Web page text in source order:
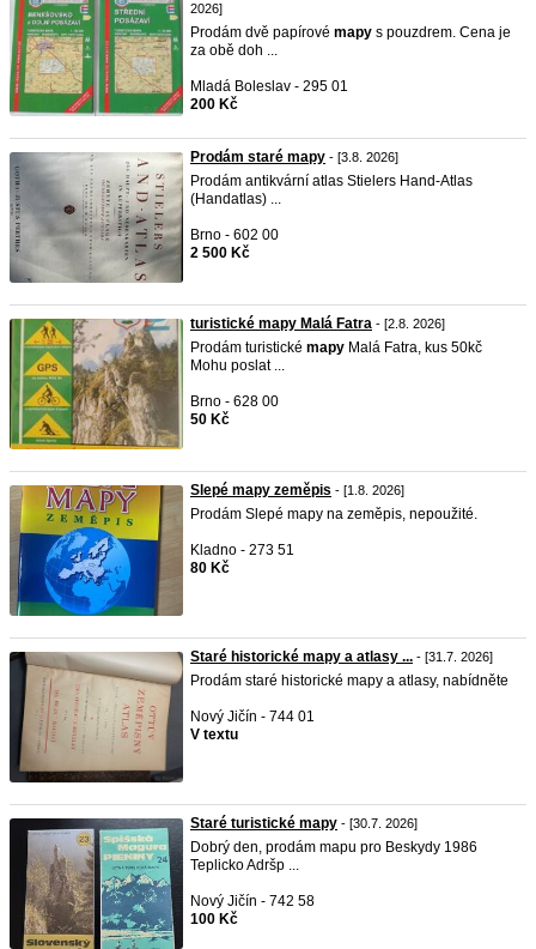
2026]
Prodám dvě papírové mapy s pouzdrem. Cena je
za obě doh ...
Mladá Boleslav - 295 01
200 Kč
Prodám staré mapy - [3.8. 2026]
Prodám antikvární atlas Stielers Hand-Atlas
(Handatlas) ...
Brno - 602 00
2 500 Kč
turistické mapy Malá Fatra - [2.8. 2026]
Prodám turistické mapy Malá Fatra, kus 50kč
Mohu poslat ...
Brno - 628 00
50 Kč
Slepé mapy zeměpis - [1.8. 2026]
Prodám Slepé mapy na zeměpis, nepoužité.
Kladno - 273 51
80 Kč
Staré historické mapy a atlasy ... - [31.7. 2026]
Prodám staré historické mapy a atlasy, nabídněte
Nový Jičín - 744 01
V textu
Staré turistické mapy - [30.7. 2026]
Dobrý den, prodám mapu pro Beskydy 1986
Teplicko Adršp ...
Nový Jičín - 742 58
100 Kč